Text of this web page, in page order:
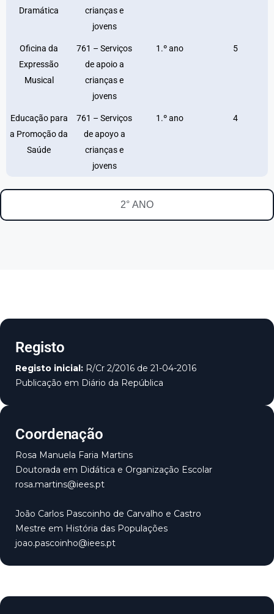
2° ANO
Dramática
crianças e
jovens
Oficina da
Expressão
Musical
761 – Serviços
de apoio a
crianças e
jovens
1.º ano 5
Educação para
a Promoção da
Saúde
761 – Serviços
de apoyo a
crianças e
jovens
1.º ano 4
Registo
Registo inicial: R/Cr 2/2016 de 21-04-2016
Publicação em Diário da República
Coordenação
Rosa Manuela Faria Martins
Doutorada em Didática e Organização Escolar
rosa.martins@iees.pt
João Carlos Pascoinho de Carvalho e Castro
Mestre em História das Populações
joao.pascoinho@iees.pt